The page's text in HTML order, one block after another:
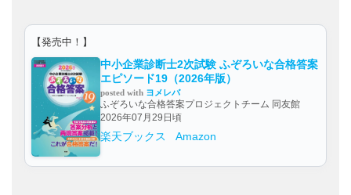
【発売中！】
中小企業診断士2次試験 ふぞろいな合格答案
エピソード19（2026年版）
posted with ヨメレバ
ふぞろいな合格答案プロジェクトチーム 同友館
2026年07月29日頃
楽天ブックス Amazon